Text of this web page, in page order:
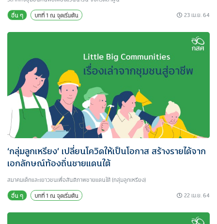
อื่น ๆ
บทที่ 1 ณ จุดเริ่มต้น 23 เม.ย. 64
‘กลุ่มลูกเหรียง’ เปลี่ยนโควิดให้เป็นโอกาส สร้างรายได้จาก
เอกลักษณ์ท้องถิ่นชายแดนใต้
สมาคมเด็กและเยาวชนเพื่อสันติภาพชายแดนใต้ (กลุ่มลูกเหรียง)
อื่น ๆ
บทที่ 1 ณ จุดเริ่มต้น 22 เม.ย. 64